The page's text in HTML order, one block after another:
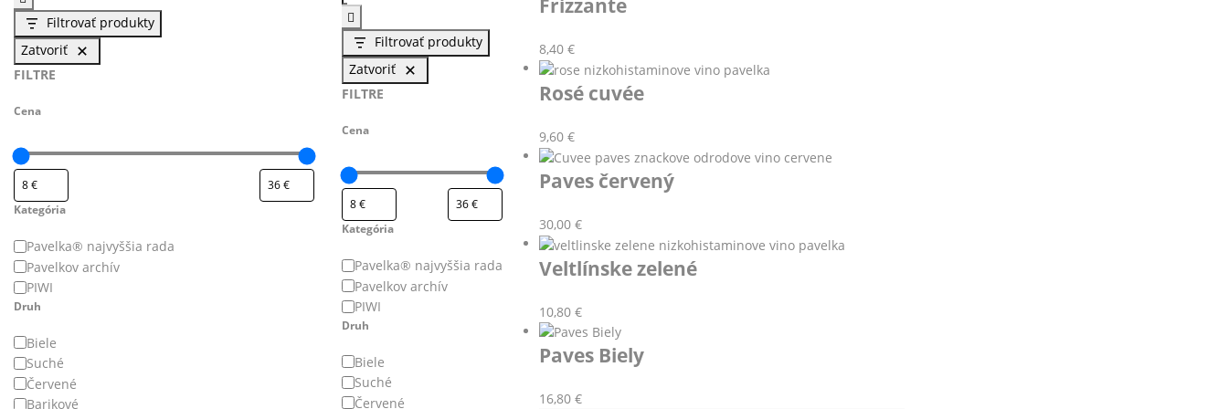
Filtrovať produkty
Zatvoriť
FILTRE
Cena
Kategória
Kategória
Pavelka® najvyššia rada
Pavelkov archív
PIWI
Druh
Druh
Biele
Suché
Červené
Barikové
Filtrovať produkty
Zatvoriť
FILTRE
Cena
Kategória
Kategória
Pavelka® najvyššia rada
Pavelkov archív
PIWI
Druh
Druh
Biele
Suché
Červené
Frizzante
8,40 €
Rosé cuvée
9,60 €
Paves červený
30,00 €
Veltlínske zelené
10,80 €
Paves Biely
16,80 €